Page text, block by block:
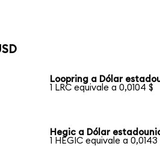
Loopring a Dólar
1 LRC equivale a 0,0104 $
Hegic a Dólar
1 HEGIC equivale a 0,0143